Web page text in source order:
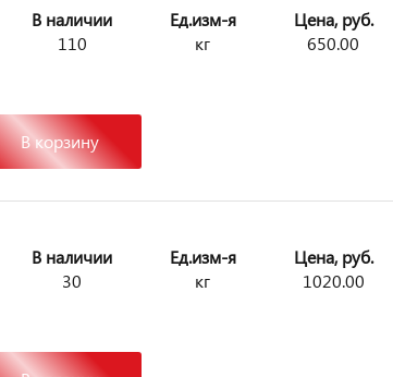
В наличии
110
Ед.изм-я
кг
Цена, руб.
650.00
В корзину
В наличии
30
Ед.изм-я
кг
Цена, руб.
1020.00